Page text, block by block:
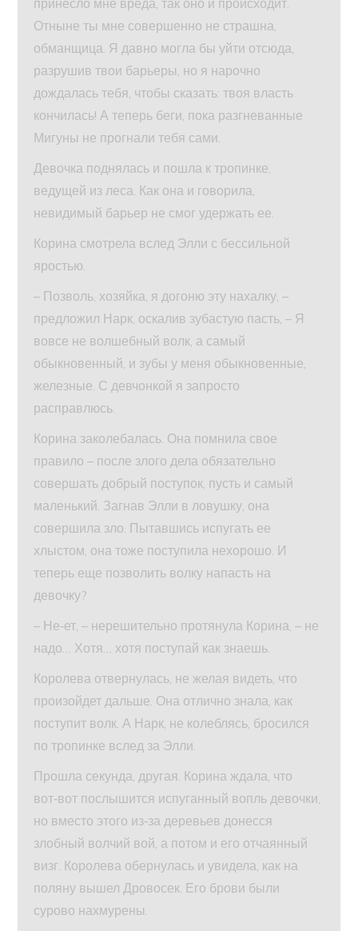
Отныне ты мне совершенно не страшна,
обманщица. Я давно могла бы уйти отсюда,
разрушив твои барьеры, но я нарочно
дождалась тебя, чтобы сказать: твоя власть
кончилась! А теперь беги, пока разгневанные
Мигуны не прогнали тебя сами.
Девочка поднялась и пошла к тропинке,
ведущей из леса. Как она и говорила,
невидимый барьер не смог удержать ее.
Корина смотрела вслед Элли с бессильной
яростью.
– Позволь, хозяйка, я догоню эту нахалку, –
предложил Нарк, оскалив зубастую пасть, – Я
вовсе не волшебный волк, а самый
обыкновенный, и зубы у меня обыкновенные,
железные. С девчонкой я запросто
расправлюсь.
Корина заколебалась. Она помнила свое
правило – после злого дела обязательно
совершать добрый поступок, пусть и самый
маленький. Загнав Элли в ловушку, она
совершила зло. Пытавшись испугать ее
хлыстом, она тоже поступила нехорошо. И
теперь еще позволить волку напасть на
девочку?
– Не‑ет, – нерешительно протянула Корина, – не
надо… Хотя… хотя поступай как знаешь.
Королева отвернулась, не желая видеть, что
произойдет дальше. Она отлично знала, как
поступит волк. А Нарк, не колеблясь, бросился
по тропинке вслед за Элли.
Прошла секунда, другая. Корина ждала, что
вот‑вот послышится испуганный вопль девочки,
но вместо этого из‑за деревьев донесся
злобный волчий вой, а потом и его отчаянный
визг. Королева обернулась и увидела, как на
поляну вышел Дровосек. Его брови были
сурово нахмурены.